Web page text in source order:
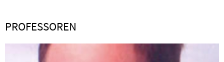
PROFESSOREN